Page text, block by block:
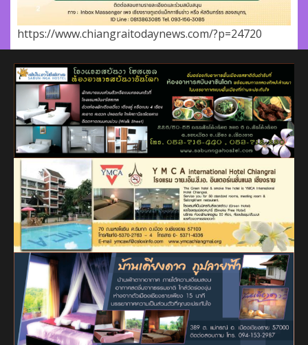
https://www.chiangraitodaynews.com/?p=24720